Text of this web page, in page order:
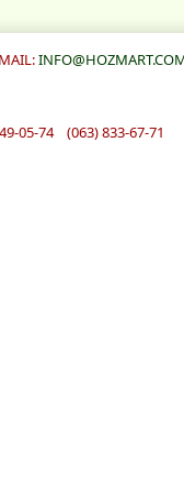
05-74 (063) 833-67-71